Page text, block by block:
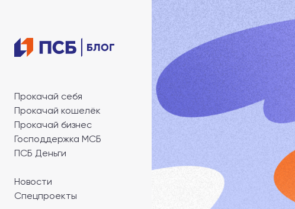
Прокачай себя
Прокачай кошелёк
Прокачай бизнес
Господдержка МСБ
ПСБ Деньги
Новости
Спецпроекты